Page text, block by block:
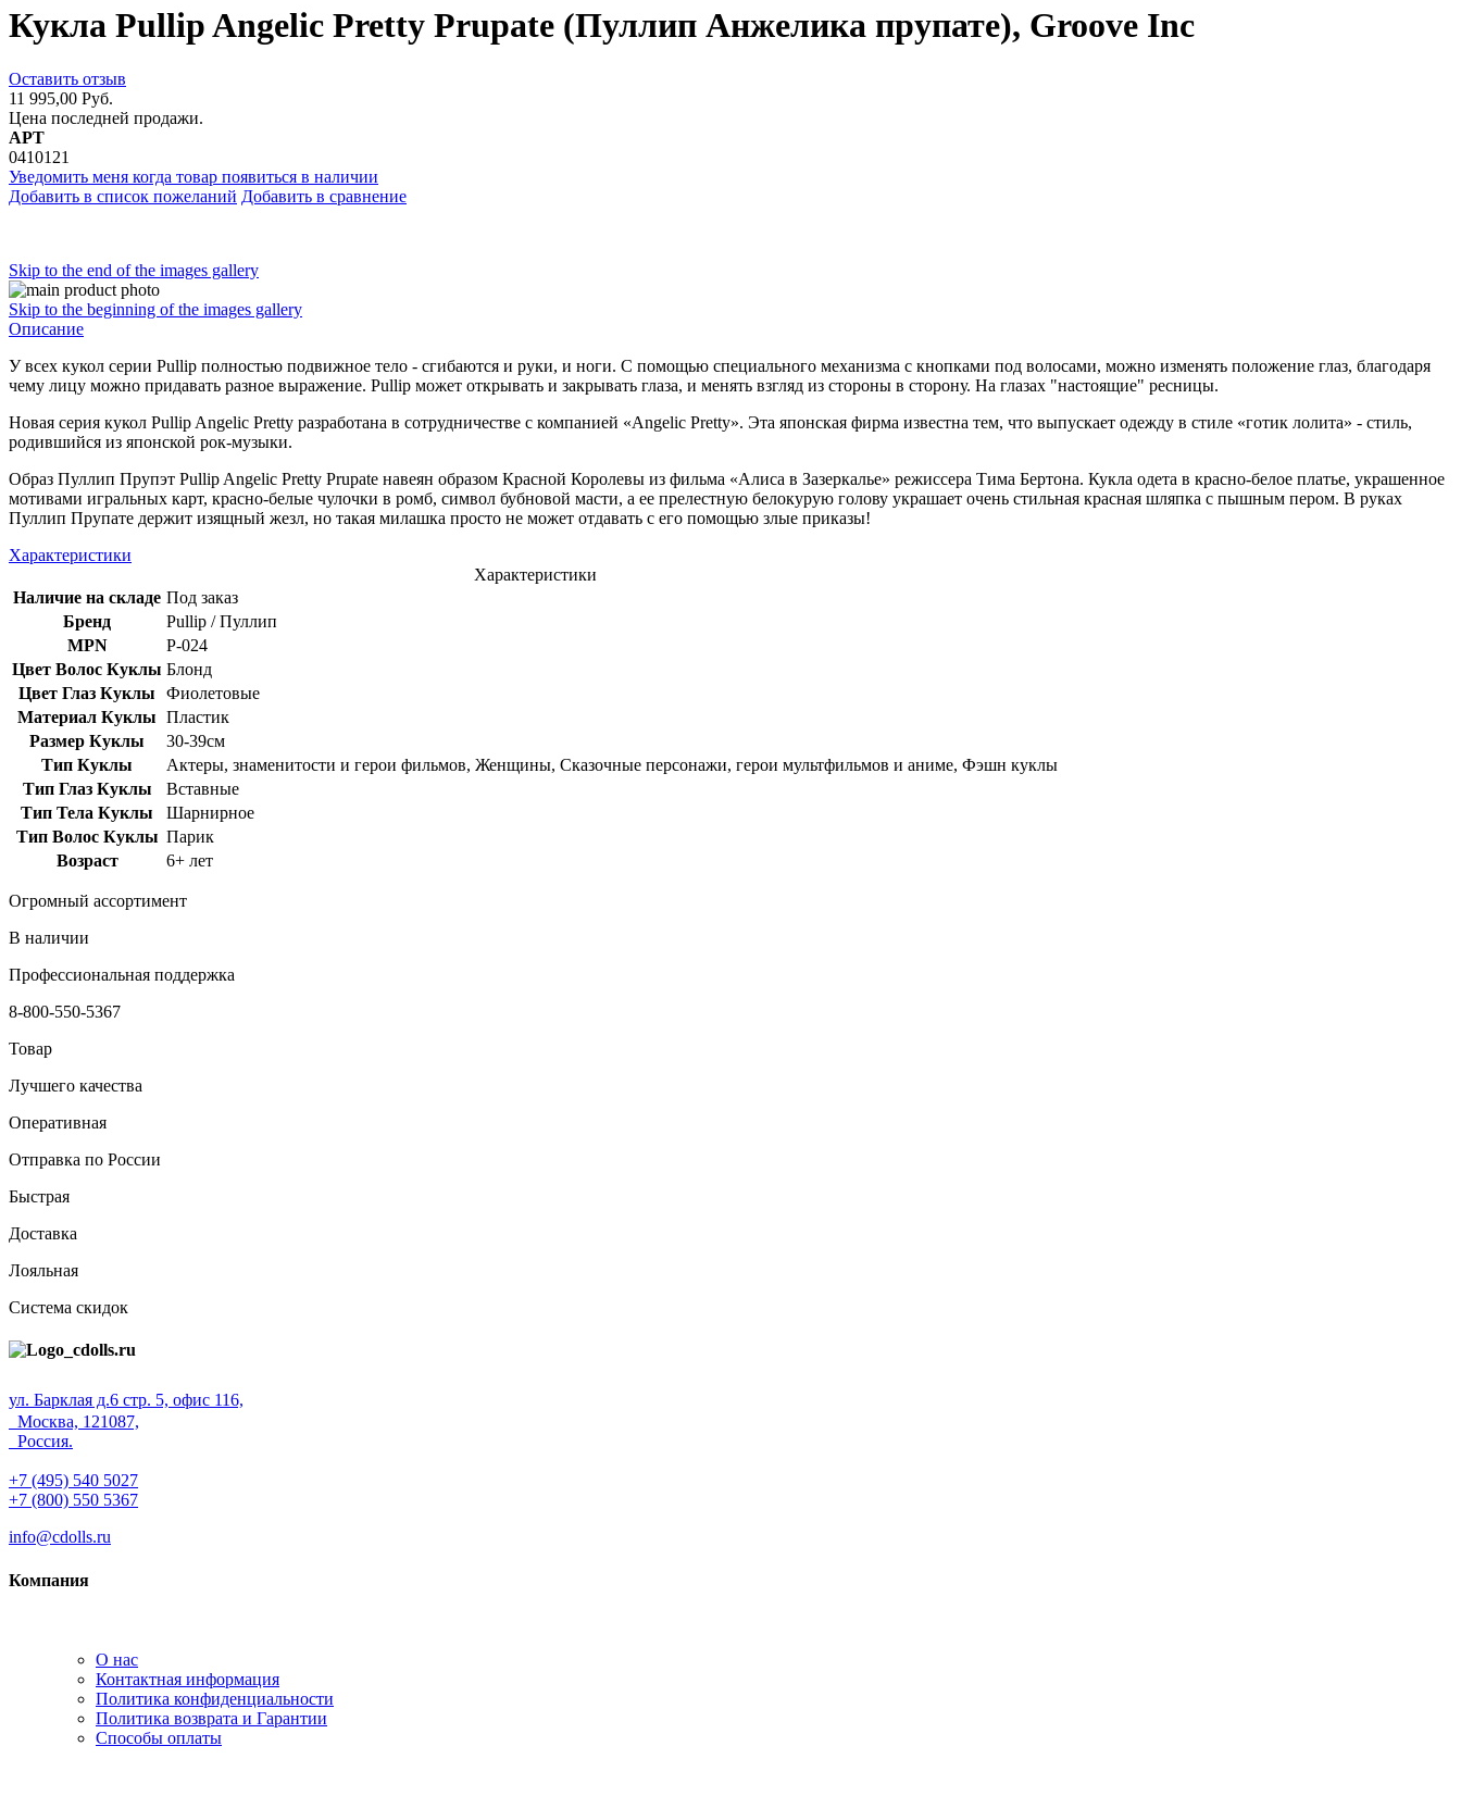
Кукла Pullip Angelic Pretty Prupate (Пуллип Анжелика прупате), Groove Inc
Оставить отзыв
11 995,00 Руб.
Цена последней продажи.
АРТ
0410121
Уведомить меня когда товар появиться в наличии
Добавить в список пожеланий Добавить в сравнение
Skip to the end of the images gallery
Skip to the beginning of the images gallery
Описание
У всех кукол серии Pullip полностью подвижное тело - сгибаются и руки, и ноги. С помощью специального механизма с кнопками под волосами, можно изменять положение глаз, благодаря
чему лицу можно придавать разное выражение. Pullip может открывать и закрывать глаза, и менять взгляд из стороны в сторону. На глазах "настоящие" ресницы.
Новая серия кукол Pullip Angelic Pretty разработана в сотрудничестве с компанией «Angelic Pretty». Эта японская фирма известна тем, что выпускает одежду в стиле «готик лолита» - стиль,
родившийся из японской рок-музыки.
Образ Пуллип Прупэт Pullip Angelic Pretty Prupate навеян образом Красной Королевы из фильма «Алиса в Зазеркалье» режиссера Тима Бертона. Кукла одета в красно-белое платье, украшенное
мотивами игральных карт, красно-белые чулочки в ромб, символ бубновой масти, а ее прелестную белокурую голову украшает очень стильная красная шляпка с пышным пером. В руках
Пуллип Прупате держит изящный жезл, но такая милашка просто не может отдавать с его помощью злые приказы!
Характеристики
Характеристики
Наличие на складе Под заказ
Бренд
Pullip / Пуллип
MPN
P-024
Цвет Волос Куклы Блонд
Цвет Глаз Куклы
Фиолетовые
Материал Куклы Пластик
Размер Куклы
30-39см
Тип Куклы
Актеры, знаменитости и герои фильмов, Женщины, Сказочные персонажи, герои мультфильмов и аниме, Фэшн куклы
Тип Глаз Куклы
Вставные
Тип Тела Куклы
Шарнирное
Тип Волос Куклы Парик
Возраст
6+ лет
Огромный ассортимент
В наличии
Профессиональная поддержка
8-800-550-5367
Товар
Лучшего качества
Оперативная
Отправка по России
Быстрая
Доставка
Лояльная
Система скидок
ул. Барклая д.6 стр. 5, офис 116,
Москва, 121087,
Россия.
+7 (495) 540 5027
+7 (800) 550 5367
info@cdolls.ru
Компания
О нас
Контактная информация
Политика конфиденциальности
Политика возврата и Гарантии
Способы оплаты